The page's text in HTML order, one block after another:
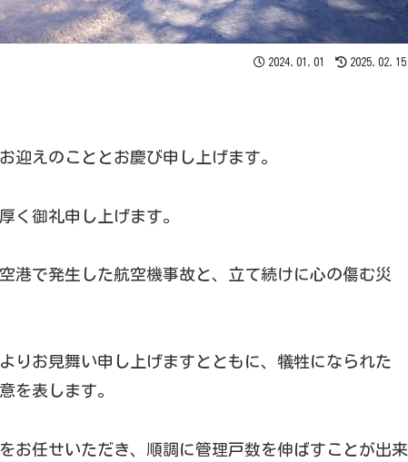
2024.01.01 2025.02.15
迎えのこととお慶び申し上げます。
く御礼申し上げます。
港で発生した航空機事故と、立て続けに心の傷む災
りお見舞い申し上げますとともに、犠牲になられた
を表します。
お任せいただき、順調に管理戸数を伸ばすことが出来